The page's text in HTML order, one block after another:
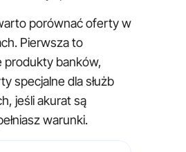
porównać oferty w
Pierwsza to
produkty banków,
specjalne dla służb
jeśli akurat są
warunki.